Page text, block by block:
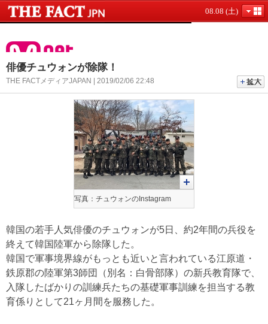
08.08 (土)
俳優チュウォンが除隊！
THE FACTメディアJAPAN | 2019/02/06 22:48
写真：チュウォンのInstagram
韓国の若手人気俳優のチュウォンが5日、約2年間の兵役を
終えて韓国陸軍から除隊した。
韓国で軍事境界線がもっとも近いと言われている江原道・
鉄原郡の陸軍第3師団（別名：白骨部隊）の新兵教育隊で、
入隊したばかりの訓練兵たちの基礎軍事訓練を担当する教
育係りとして21ヶ月間を服務した。